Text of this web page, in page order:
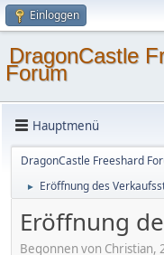
Einloggen
DragonCastle
Forum
Hauptmenü
DragonCastle Freeshard
► Eröffnung des
Eröffnung
Begonnen von Christian,